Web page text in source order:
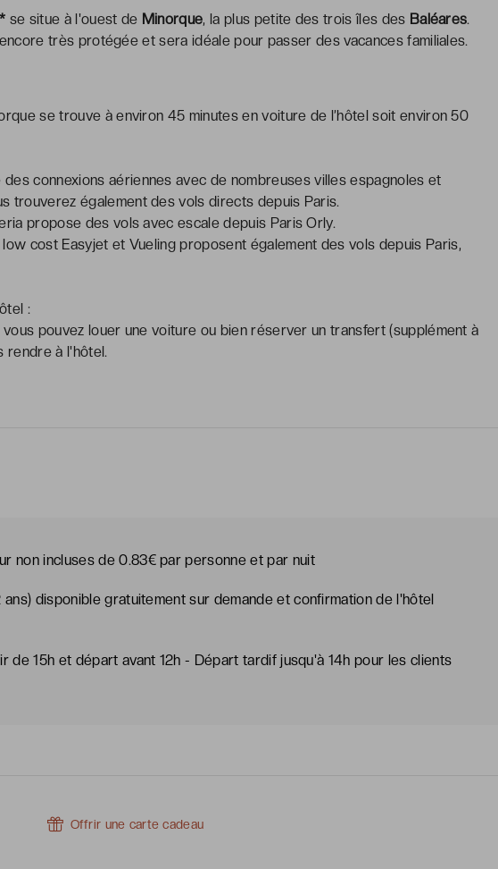
se situe à l'ouest de Minorque, la plus petite des trois îles des Baléares.
très protégée et sera idéale pour passer des vacances familiales.
se trouve à environ 45 minutes en voiture de l’hôtel soit environ 50
connexions aériennes avec de nombreuses villes espagnoles et
trouverez également des vols directs depuis Paris.
propose des vols avec escale depuis Paris Orly.
cost Easyjet et Vueling proposent également des vols depuis Paris,
:
pouvez louer une voiture ou bien réserver un transfert (supplément à
rendre à l'hôtel.
non incluses de 0.83€ par personne et par nuit
disponible gratuitement sur demande et confirmation de l'hôtel
de 15h et départ avant 12h - Départ tardif jusqu'à 14h pour les clients
Offrir une carte cadeau